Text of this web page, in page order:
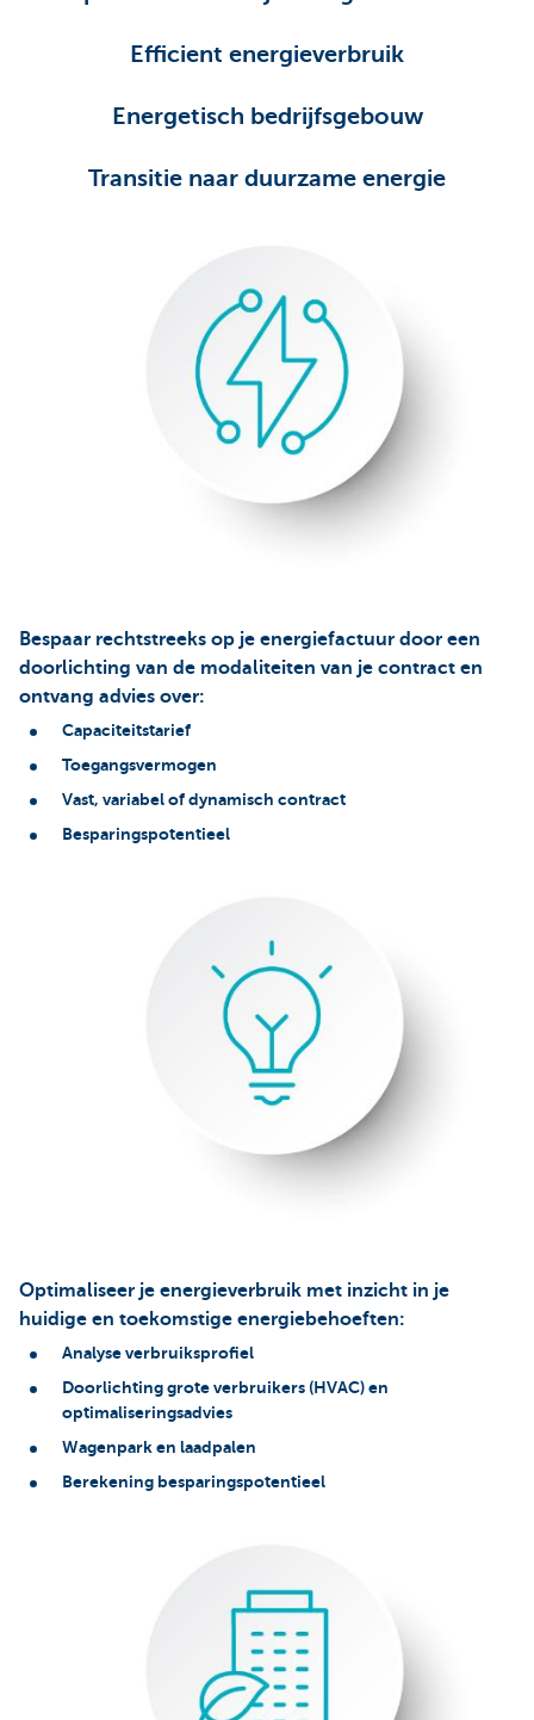
Efficient energieverbruik
Energetisch bedrijfsgebouw
Transitie naar duurzame energie
Bespaar rechtstreeks op je energiefactuur door een
doorlichting van de modaliteiten van je contract en
ontvang advies over:
Capaciteitstarief
Toegangsvermogen
Vast, variabel of dynamisch contract
Besparingspotentieel
Optimaliseer je energieverbruik met inzicht in je
huidige en toekomstige energiebehoeften:
Analyse verbruiksprofiel
Doorlichting grote verbruikers (HVAC) en
optimaliseringsadvies
Wagenpark en laadpalen
Berekening besparingspotentieel